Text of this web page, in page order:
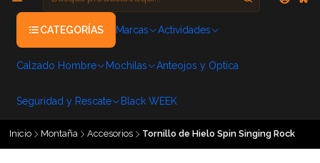
CATEGORÍAS Marcas Actividades
Calzado Hombre Mochilas Anteojos y Optica
Seguridad y Rescate Black WEEK
Inicio Montaña Accesorios Tornillo de Hielo Spin Singing Rock